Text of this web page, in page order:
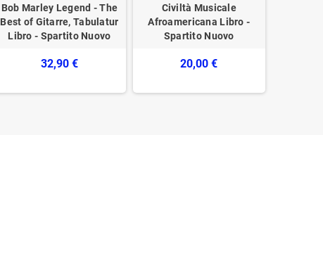
Bob Marley Legend - The
Best of Gitarre, Tabulatur
Libro - Spartito Nuovo
32,90 €
Civiltà Musicale
Afroamericana Libro -
Spartito Nuovo
20,00 €